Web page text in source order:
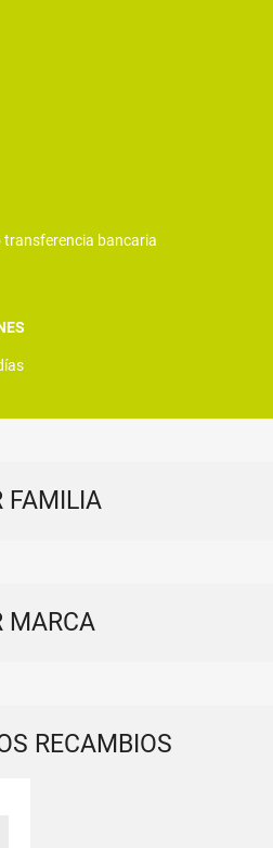
transferencia bancaria
FAMILIA
MARCA
RECAMBIOS